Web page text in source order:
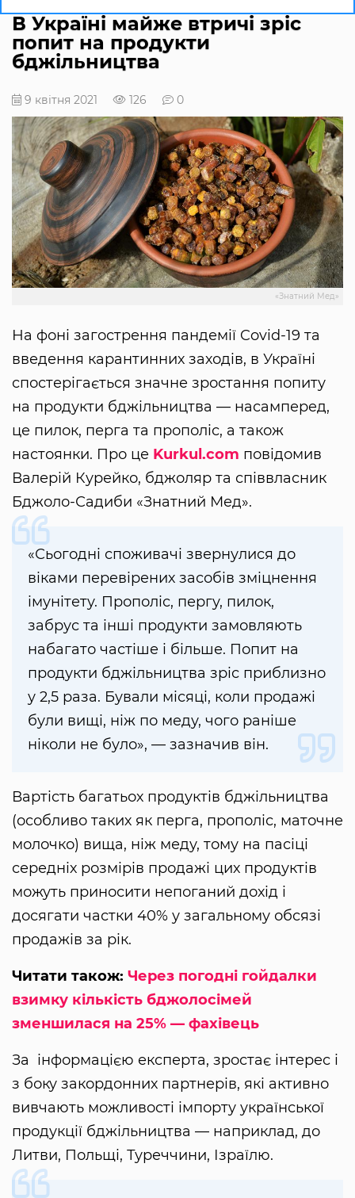
В Україні майже втричі зріс
попит на продукти
бджільництва
9 квітня 2021 126 0
«Знатний Мед»
На фоні загострення пандемії Covid-19 та
введення карантинних заходів, в Україні
спостерігається значне зростання попиту
на продукти бджільництва — насамперед,
це пилок, перга та прополіс, а також
настоянки. Про це Kurkul.com повідомив
Валерій Курейко, бджоляр та співвласник
Бджоло-Садиби «Знатний Мед».
«Сьогодні споживачі звернулися до
віками перевірених засобів зміцнення
імунітету. Прополіс, пергу, пилок,
забрус та інші продукти замовляють
набагато частіше і більше. Попит на
продукти бджільництва зріс приблизно
у 2,5 раза. Бували місяці, коли продажі
були вищі, ніж по меду, чого раніше
ніколи не було», — зазначив він.
Вартість багатьох продуктів бджільництва
(особливо таких як перга, прополіс, маточне
молочко) вища, ніж меду, тому на пасіці
середніх розмірів продажі цих продуктів
можуть приносити непоганий дохід і
досягати частки 40% у загальному обсязі
продажів за рік.
Читати також: Через погодні гойдалки
взимку кількість бджолосімей
зменшилася на 25% — фахівець
За інформацією експерта, зростає інтерес і
з боку закордонних партнерів, які активно
вивчають можливості імпорту української
продукції бджільництва — наприклад, до
Литви, Польщі, Туреччини, Ізраїлю.